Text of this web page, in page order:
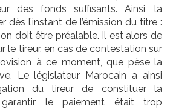
des fonds suffisants. Ainsi, la
dès l’instant de l’émission du titre :
doit être préalable. Il est alors de
le tireur, en cas de contestation sur
à ce moment, que pèse la
Le législateur Marocain a ainsi
du tireur de constituer la
le paiement était trop